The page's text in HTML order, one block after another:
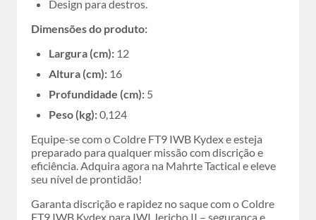
Design para destros.
Dimensões do produto:
Largura (cm): 12
Altura (cm): 16
Profundidade (cm): 5
Peso (kg):0,124
Equipe-se com o Coldre FT9 IWB Kydex e esteja
preparado para qualquer missão com discrição e
eficiência. Adquira agora na Mahrte Tactical e eleve
seu nível de prontidão!
Garanta discrição e rapidez no saque com o Coldre
FT9 IWB Kydex para IWI Jericho II – segurança e